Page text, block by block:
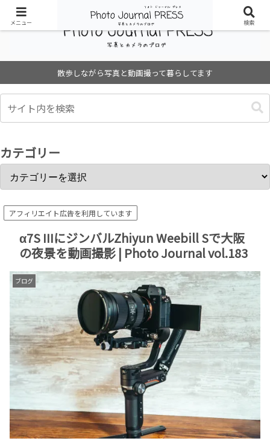
散歩しながら写真と動画撮って暮らしてます
カテゴリー
アフィリエイト広告を利用しています
α7S IIIにジンバルZhiyun Weebill Sで大阪
の夜景を動画撮影 | Photo Journal vol.183
ブログ
メニュー 検索